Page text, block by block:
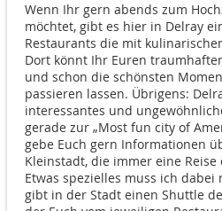
Wenn Ihr gern abends zum
möchtet, gibt es hier in Delray
Restaurants die mit
Dort könnt Ihr Euren
und schon die schönsten
passieren lassen. Übrigens:
interessantes und
gerade zur „Most fun city of
gebe Euch gern Informationen
Kleinstadt, die immer eine
Etwas spezielles muss ich dabei
gibt in der Stadt einen Shuttle